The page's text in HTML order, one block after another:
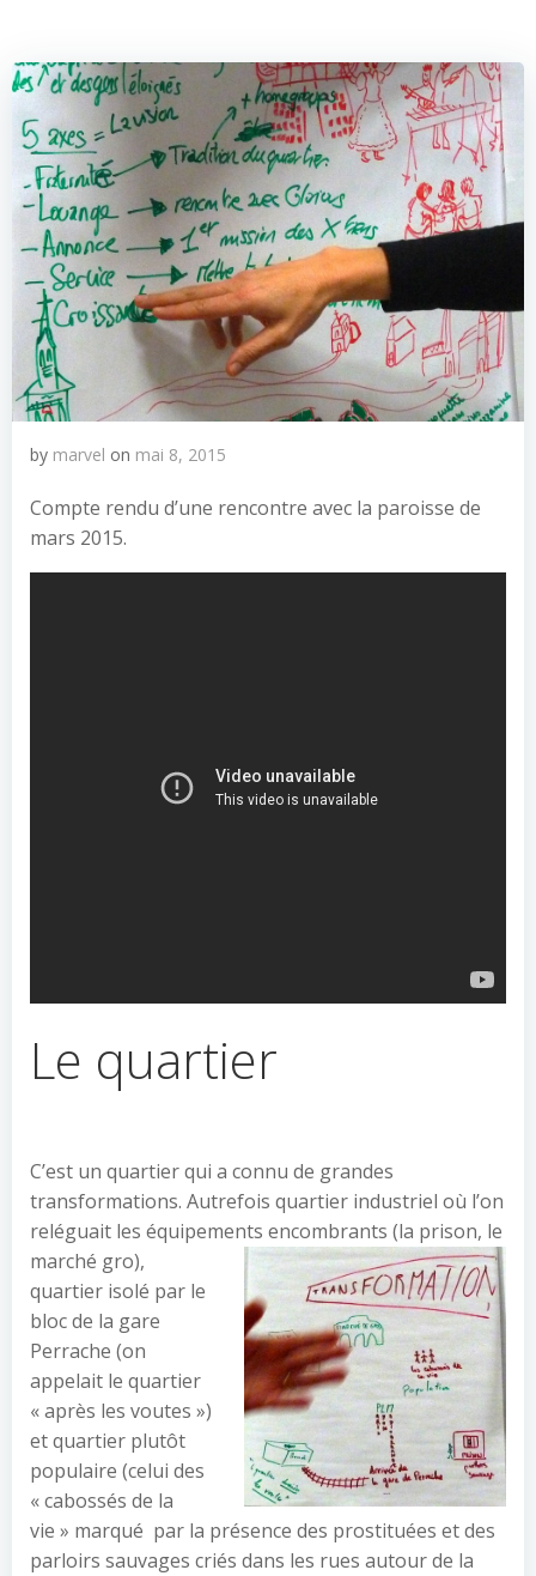
by marvel on mai 8, 2015
Compte rendu d’une rencontre avec la paroisse de
mars 2015.
Le quartier
C’est un quartier qui a connu de grandes
transformations. Autrefois quartier industriel où l’on
reléguait les équipements encombrants (la prison, le
marché gro),
quartier isolé par le
bloc de la gare
Perrache (on
appelait le quartier
« après les voutes »)
et quartier plutôt
populaire (celui des
« cabossés de la
vie » marqué par la présence des prostituées et des
parloirs sauvages criés dans les rues autour de la